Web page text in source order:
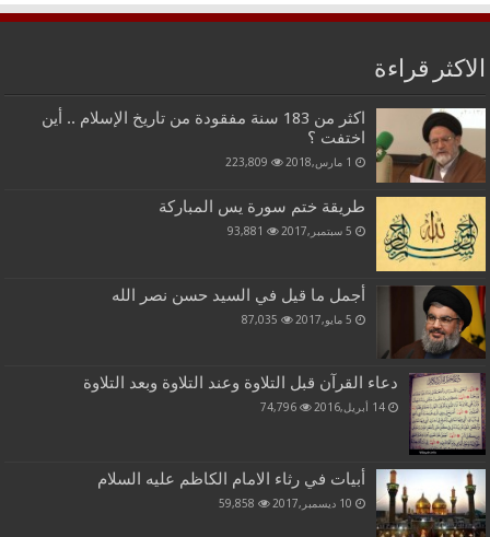
الاكثر قراءة
اكثر من 183 سنة مفقودة من تاريخ الإسلام .. أين
اختفت ؟
1 مارس,2018 223,809
طريقة ختم سورة يس المباركة
5 سبتمبر,2017 93,881
أجمل ما قيل في السيد حسن نصر الله
5 مايو,2017 87,035
دعاء القرآن قبل التلاوة وعند التلاوة وبعد التلاوة
14 أبريل,2016 74,796
أبيات في رثاء الامام الكاظم عليه السلام
10 ديسمبر,2017 59,858